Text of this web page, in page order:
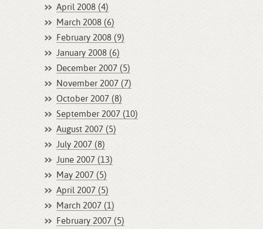
April 2008 (4)
March 2008 (6)
February 2008 (9)
January 2008 (6)
December 2007 (5)
November 2007 (7)
October 2007 (8)
September 2007 (10)
August 2007 (5)
July 2007 (8)
June 2007 (13)
May 2007 (5)
April 2007 (5)
March 2007 (1)
February 2007 (5)